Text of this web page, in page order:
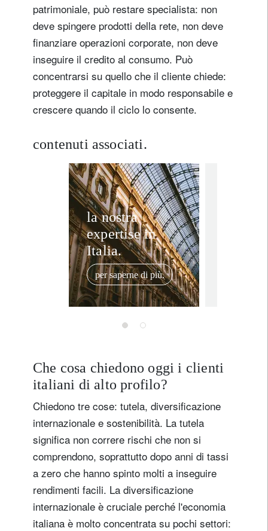
patrimoniale, può restare specialista: non
deve spingere prodotti della rete, non deve
finanziare operazioni corporate, non deve
inseguire il credito al consumo. Può
concentrarsi su quello che il cliente chiede:
proteggere il capitale in modo responsabile e
crescere quando il ciclo lo consente.
contenuti associati.
la nostra
expertise in
Italia.
per saperne di più.
Che cosa chiedono oggi i clienti
italiani di alto profilo?
Chiedono tre cose: tutela, diversificazione
internazionale e sostenibilità. La tutela
significa non correre rischi che non si
comprendono, soprattutto dopo anni di tassi
a zero che hanno spinto molti a inseguire
rendimenti facili. La diversificazione
internazionale è cruciale perché l'economia
italiana è molto concentrata su pochi settori:
Registrati per ricevere la nostra
newsletter
Nome
Cognome
Non sono un/una residente o cittadino/a degli Stati Uniti
registrati ora